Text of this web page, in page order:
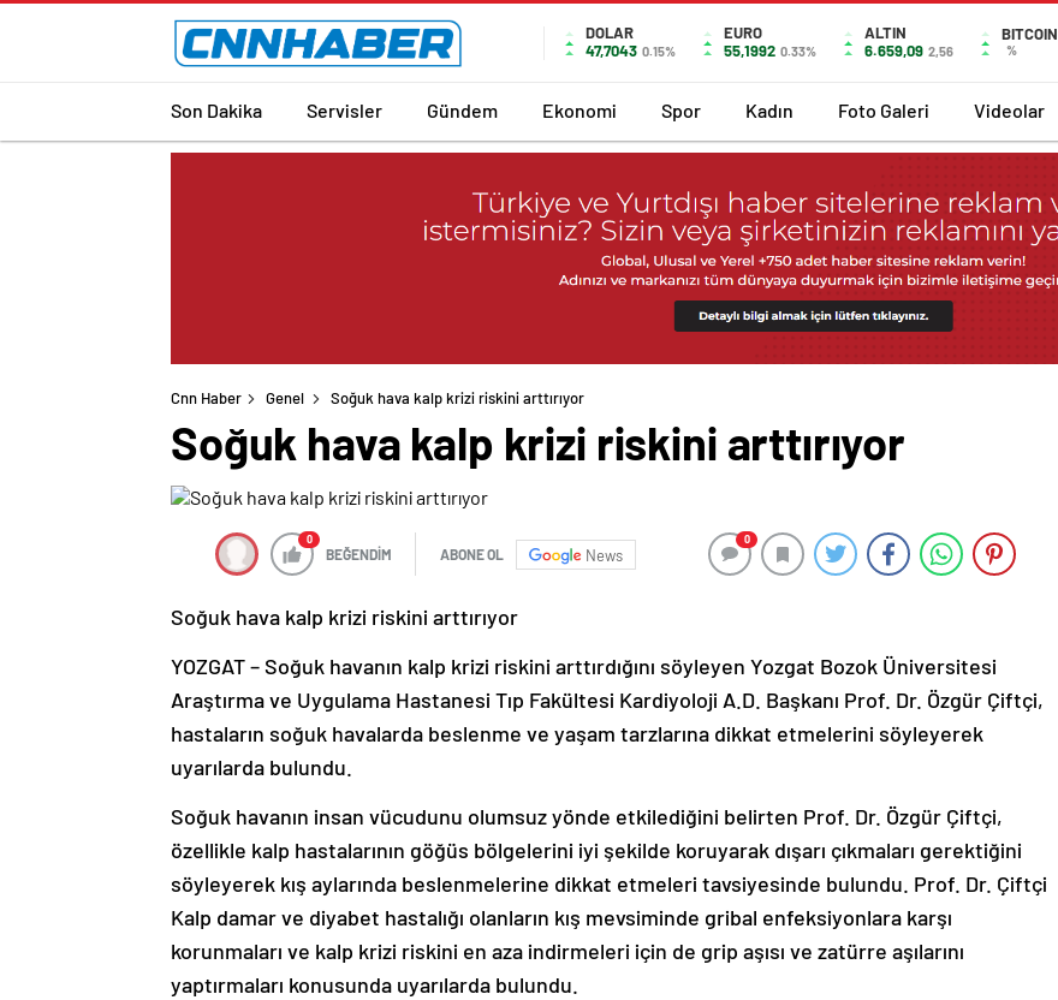
DOLAR
47,7043 0.15%
EURO
55,1992 0.33%
ALTIN
6.659,09 2,56
BITCOIN
%
Son Dakika Servisler Gündem Ekonomi Spor Kadın Foto Galeri Videolar
Cnn Haber Genel Soğuk hava kalp krizi riskini arttırıyor
Soğuk hava kalp krizi riskini arttırıyor
0
BEĞENDİM ABONE OL News
0
Soğuk hava kalp krizi riskini arttırıyor
YOZGAT – Soğuk havanın kalp krizi riskini arttırdığını söyleyen Yozgat Bozok Üniversitesi
Araştırma ve Uygulama Hastanesi Tıp Fakültesi Kardiyoloji A.D. Başkanı Prof. Dr. Özgür Çiftçi,
hastaların soğuk havalarda beslenme ve yaşam tarzlarına dikkat etmelerini söyleyerek
uyarılarda bulundu.
Soğuk havanın insan vücudunu olumsuz yönde etkilediğini belirten Prof. Dr. Özgür Çiftçi,
özellikle kalp hastalarının göğüs bölgelerini iyi şekilde koruyarak dışarı çıkmaları gerektiğini
söyleyerek kış aylarında beslenmelerine dikkat etmeleri tavsiyesinde bulundu. Prof. Dr. Çiftçi
Kalp damar ve diyabet hastalığı olanların kış mevsiminde gribal enfeksiyonlara karşı
korunmaları ve kalp krizi riskini en aza indirmeleri için de grip aşısı ve zatürre aşılarını
yaptırmaları konusunda uyarılarda bulundu.